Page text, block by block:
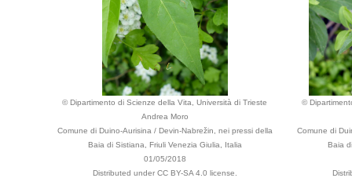
© Dipartimento di Scienze della Vita, Università di Trieste
Andrea Moro
Comune di Duino-Aurisina / Devin-Nabrežin, nei pressi della
Baia di Sistiana, Friuli Venezia Giulia, Italia
01/05/2018
Distributed under CC BY-SA 4.0 license.
©
Comune di
Baia